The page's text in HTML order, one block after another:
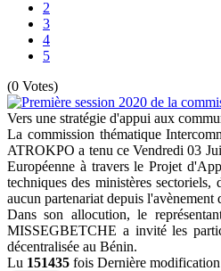
2
3
4
5
(0 Votes)
Vers une stratégie d'appui aux
La commission thématique
ATROKPO a tenu ce Vendredi 03
Européenne à travers le Projet
techniques des ministères
aucun partenariat depuis l'avènement
Dans son allocution, le
MISSEGBETCHE a invité les
décentralisée au Bénin.
Lu 151435 fois Dernière